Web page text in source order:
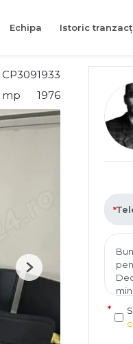
Echipa Istoric
mp 1976
Next